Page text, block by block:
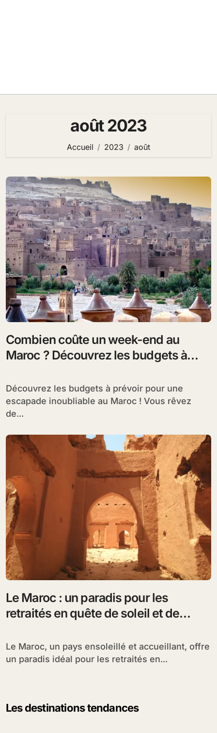
août 2023
Accueil 2023 août
Combien coûte un week-end au
Maroc ? Découvrez les budgets à
inoubliable dans ce magnifique pays
Découvrez les budgets à prévoir pour une
escapade inoubliable au Maroc ! Vous rêvez
de...
Le Maroc : un paradis pour les
retraités en quête de soleil et de
Le Maroc, un pays ensoleillé et accueillant, offre
un paradis idéal pour les retraités en...
Les destinations tendances